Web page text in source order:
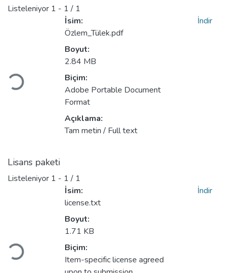
Listeleniyor 1 - 1 / 1
Yükleniyor...
İsim:
Özlem_Tülek.pdf
Boyut:
2.84 MB
Biçim:
Adobe Portable Document
Format
Açıklama:
Tam metin / Full text
İndir
Lisans paketi
Listeleniyor 1 - 1 / 1
Yükleniyor...
İsim:
license.txt
Boyut:
1.71 KB
Biçim:
Item-specific license agreed
İndir